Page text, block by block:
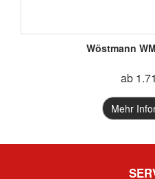
Wöstmann
ab
Mehr